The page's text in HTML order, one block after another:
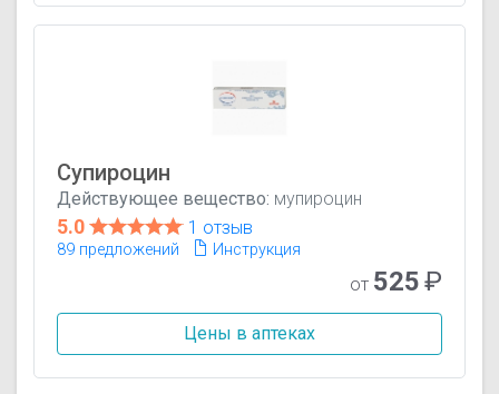
Супироцин
Действующее вещество: мупироцин
5.0 1 отзыв
89 предложений Инструкция
от 525₽
Цены в аптеках